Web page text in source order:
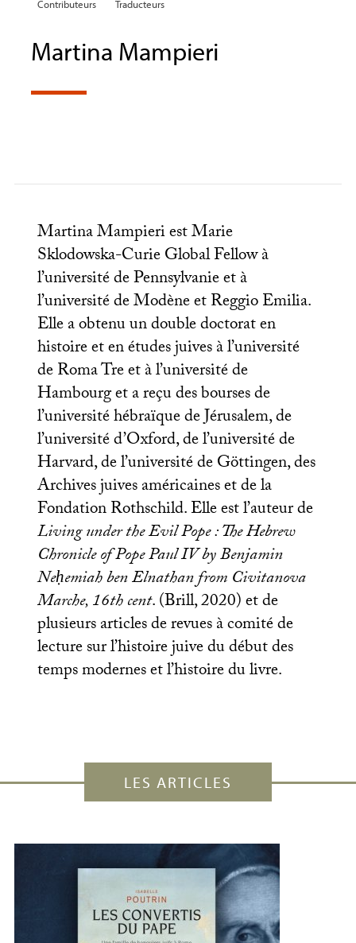
Contributeurs Traducteurs
Martina Mampieri
Martina Mampieri est Marie
Sklodowska-Curie Global Fellow à
l’université de Pennsylvanie et à
l’université de Modène et Reggio Emilia.
Elle a obtenu un double doctorat en
histoire et en études juives à l’université
de Roma Tre et à l’université de
Hambourg et a reçu des bourses de
l’université hébraïque de Jérusalem, de
l’université d’Oxford, de l’université de
Harvard, de l’université de Göttingen, des
Archives juives américaines et de la
Fondation Rothschild. Elle est l’auteur de
Living under the Evil Pope : The Hebrew
Chronicle of Pope PaulIVby Benjamin
Neḥemiah ben Elnathan from Civitanova
Marche, 16th cent. (Brill, 2020) et de
plusieurs articles de revues à comité de
lecture sur l’histoire juive du début des
temps modernes et l’histoire du livre.
LES ARTICLES